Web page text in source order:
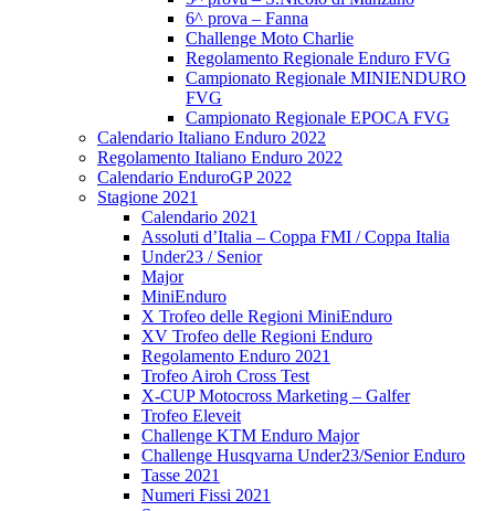
6^ prova – Fanna
Challenge Moto Charlie
Regolamento Regionale Enduro FVG
Campionato Regionale MINIENDURO
FVG
Campionato Regionale EPOCA FVG
Calendario Italiano Enduro 2022
Regolamento Italiano Enduro 2022
Calendario EnduroGP 2022
Stagione 2021
Calendario 2021
Assoluti d’Italia – Coppa FMI / Coppa Italia
Under23 / Senior
Major
MiniEnduro
X Trofeo delle Regioni MiniEnduro
XV Trofeo delle Regioni Enduro
Regolamento Enduro 2021
Trofeo Airoh Cross Test
X-CUP Motocross Marketing – Galfer
Trofeo Eleveit
Challenge KTM Enduro Major
Challenge Husqvarna Under23/Senior Enduro
Tasse 2021
Numeri Fissi 2021